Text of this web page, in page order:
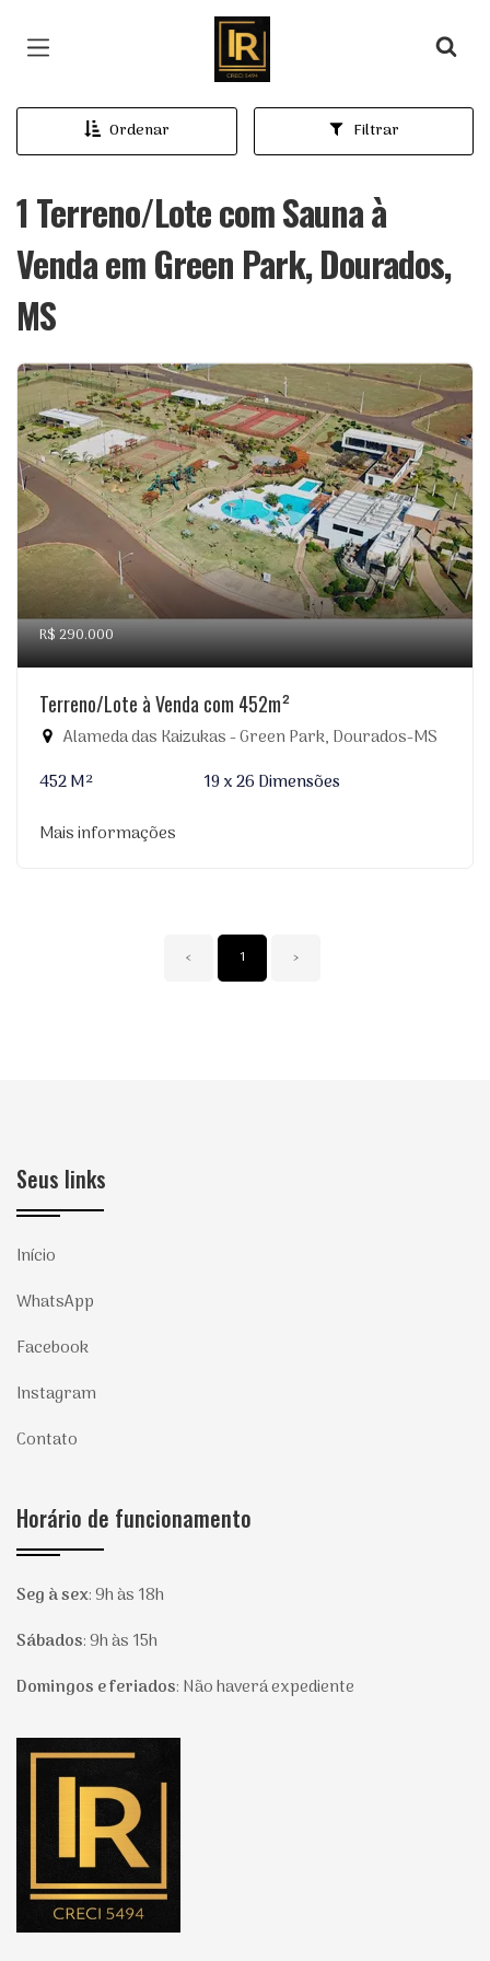
Página inicial
Ordenar Filtrar
1 Terreno/Lote com Sauna à
Venda em Green Park, Dourados,
MS
R$ 290.000
Terreno/Lote à Venda com 452m²
Alameda das Kaizukas - Green Park, Dourados-MS
452 M²
19 x 26 Dimensões
Mais informações
‹ 1 ›
Seus links
Início
WhatsApp
Facebook
Instagram
Contato
Horário de funcionamento
Seg à sex:9h às 18h
Sábados:9h às 15h
Domingos e feriados: Não haverá expediente
Página inicial